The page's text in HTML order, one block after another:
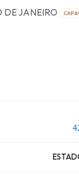
DE JANEIRO